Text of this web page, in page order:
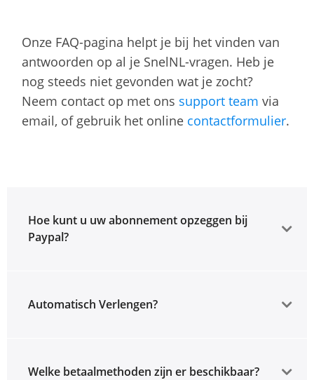
Onze FAQ-pagina helpt je bij het vinden van
antwoorden op al je SnelNL-vragen. Heb je
nog steeds niet gevonden wat je zocht?
Neem contact op met ons support team via
email, of gebruik het online contactformulier.
Hoe kunt u uw abonnement opzeggen bij
Paypal?
Automatisch Verlengen?
Welke betaalmethoden zijn er beschikbaar?